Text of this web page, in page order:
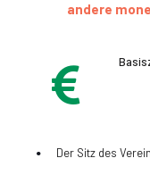
andere
Der Sitz des